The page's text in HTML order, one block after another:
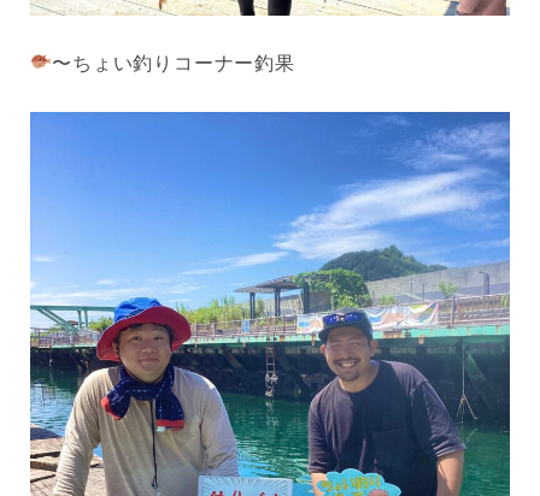
〜ちょい釣りコーナー釣果